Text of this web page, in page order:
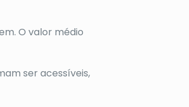
O valor médio
ser acessíveis,